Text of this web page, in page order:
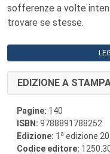
sofferenze a volte
trovare se stesse.
EDIZIONE A
Pagine: 140
ISBN: 9788891788252
Edizione: 1 a edizione
Codice editore: